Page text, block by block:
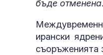
бъде отменена.
ирански
съоръженията